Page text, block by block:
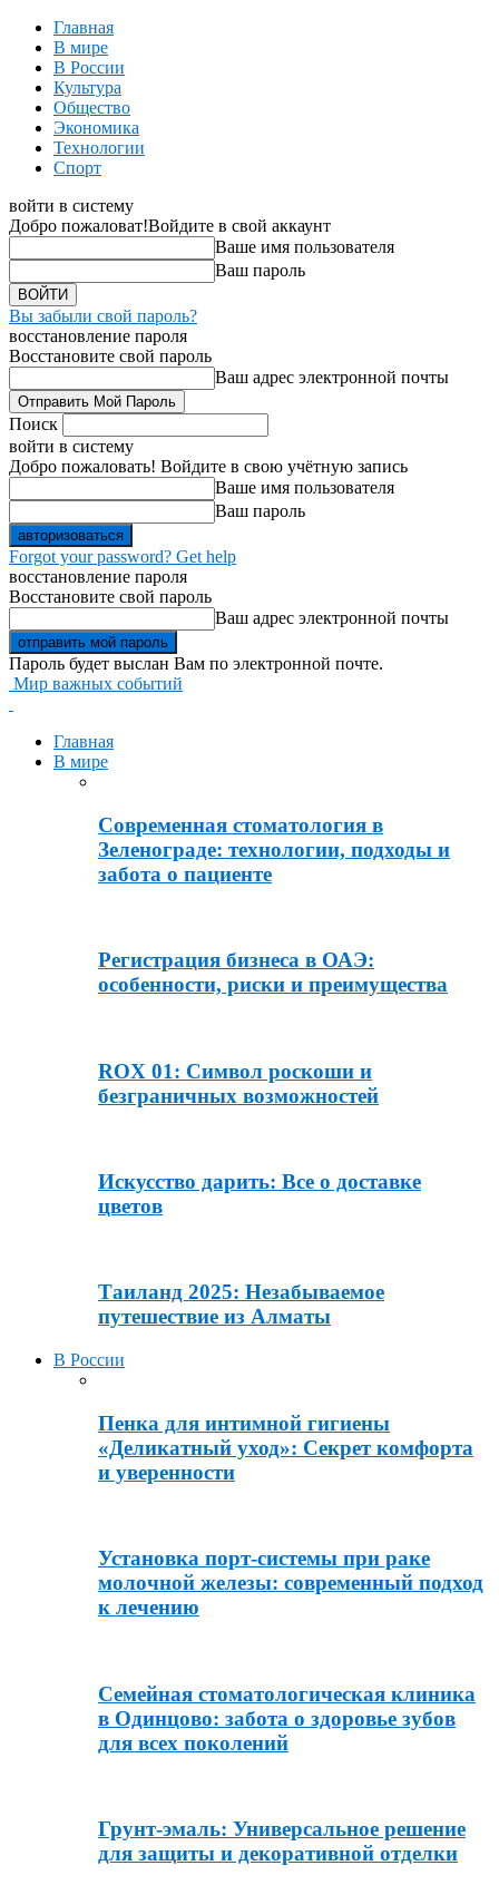
Главная
В мире
В России
Культура
Общество
Экономика
Технологии
Спорт
войти в систему
Добро пожаловат!Войдите в свой аккаунт
Ваше имя пользователя
Ваш пароль
Вы забыли свой пароль?
восстановление пароля
Восстановите свой пароль
Ваш адрес электронной почты
Поиск
войти в систему
Добро пожаловать! Войдите в свою учётную запись
Ваше имя пользователя
Ваш пароль
Forgot your password? Get help
восстановление пароля
Восстановите свой пароль
Ваш адрес электронной почты
Пароль будет выслан Вам по электронной почте.
Мир важных событий
Главная
В мире
Современная стоматология в
Зеленограде: технологии, подходы и
забота о пациенте
Регистрация бизнеса в ОАЭ:
особенности, риски и преимущества
ROX 01: Символ роскоши и
безграничных возможностей
Искусство дарить: Все о доставке
цветов
Таиланд 2025: Незабываемое
путешествие из Алматы
В России
Пенка для интимной гигиены
«Деликатный уход»: Секрет комфорта
и уверенности
Установка порт-системы при раке
молочной железы: современный подход
к лечению
Семейная стоматологическая клиника
в Одинцово: забота о здоровье зубов
для всех поколений
Грунт-эмаль: Универсальное решение
для защиты и декоративной отделки